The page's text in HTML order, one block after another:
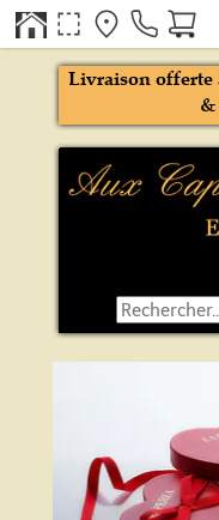
Livraison offerte
&